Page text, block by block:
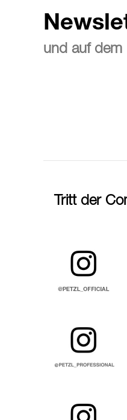
und auf dem
Tritt der